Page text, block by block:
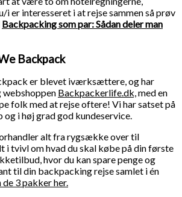
i er interesseret i at rejse sammen så prøv
Backpacking som par: Sådan deler man
Backpack
er blevet iværksættere, og har
Backpackerlife.dk,med en
folk med at rejse oftere! Vi har satset på
i høj grad god kundeservice.
alt fra rygsække over til
i tvivl om hvad du skal købe på din første
hvor du kan spare penge og
til din backpacking rejse samlet i én
3 pakker her.